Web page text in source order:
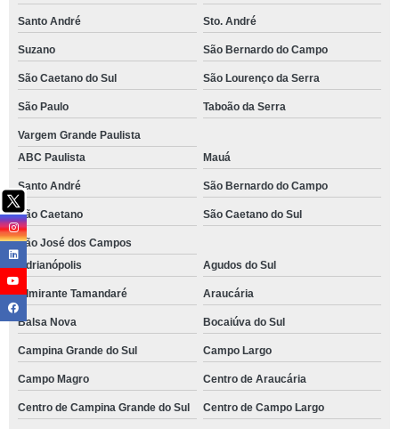
Santo André Sto. André
Suzano São Bernardo do Campo
São Caetano do Sul São Lourenço da Serra
São Paulo Taboão da Serra
Vargem Grande Paulista
ABC Paulista
Mauá
Santo André São Bernardo do Campo
São Caetano São Caetano do Sul
São José dos Campos
Adrianópolis
Agudos do Sul
Almirante Tamandaré Araucária
Balsa Nova Bocaiúva do Sul
Campina Grande do Sul Campo Largo
Campo Magro Centro de Araucária
Centro de Campina Grande do Sul Centro de Campo Largo